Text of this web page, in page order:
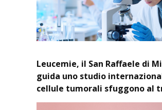
Leucemie, il San Raffaele di
guida uno studio
cellule tumorali sfuggono al